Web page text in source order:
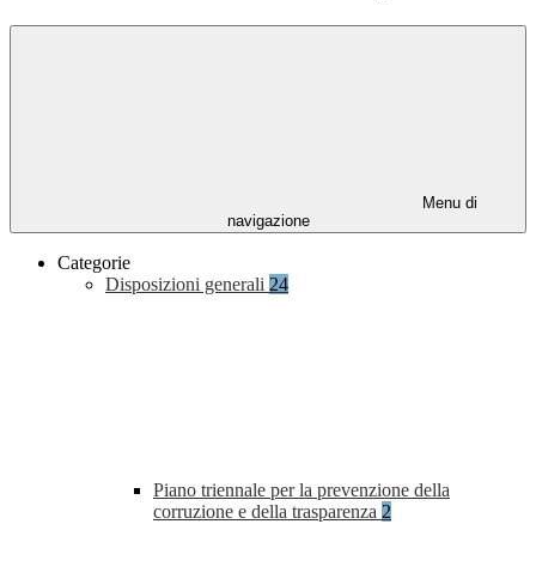
Menu di
navigazione
Categorie
Disposizioni generali 24
Piano triennale per la prevenzione della
corruzione e della trasparenza 2